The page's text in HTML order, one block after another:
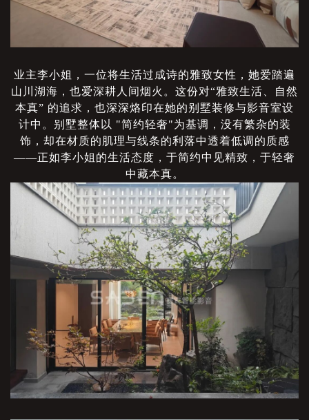
业主李小姐，一位将生活过成诗的雅致女性，她爱踏遍
山川湖海，也爱深耕人间烟火。这份对“雅致生活、自然
本真” 的追求，也深深烙印在她的别墅装修与影音室设
计中。别墅整体以 "简约轻奢"为基调，没有繁杂的装
饰，却在材质的肌理与线条的利落中透着低调的质感
——正如李小姐的生活态度，于简约中见精致，于轻奢
中藏本真。